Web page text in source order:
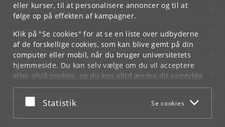
eller kurser, til at personalisere annoncer og til at
følge op på effekten af kampagner.
Klik på "Se cookies" for at se en liste over udbyderne
af de forskellige cookies, som kan blive gemt på din
computer eller mobil, når du bruger universitetets
hjemmeside. Du kan selv vælge om du vil acceptere
eller afslå cookies, og du kan altid ændre dit samtykke
underCookie- og privatlivspolitiksom du finder i
bunden af hver side.
Acceptér eller afslå
Statistik Se cookies
KONTAKT
SERVICES
FOR STUDERENDE OG ANSATTE
JOB OG KARRIERE
NØDSITUATIONER
WEB